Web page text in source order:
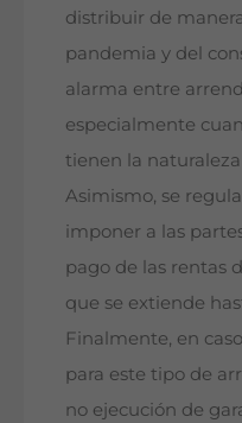
distribuir de
pandemia y del
alarma entre
especialmente
tienen la
Asimismo, se
imponer a las
pago de las rentas
que se extiende
Finalmente, en
para este tipo de
no ejecución de